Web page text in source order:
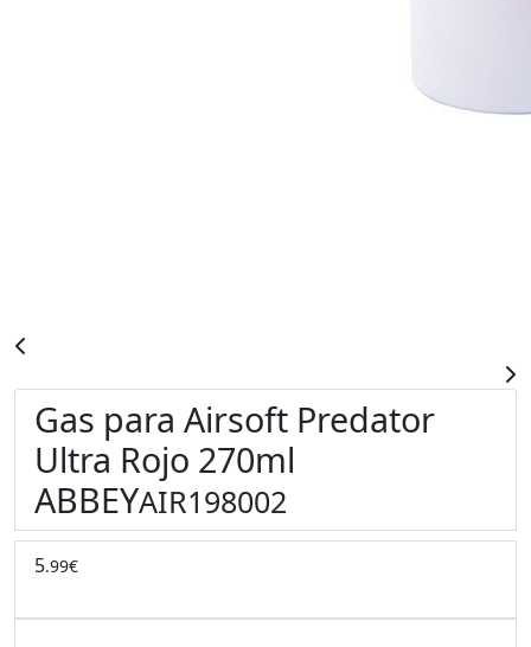
Gas para Airsoft Predator
Ultra Rojo 270ml
ABBEYAIR198002
5.99€